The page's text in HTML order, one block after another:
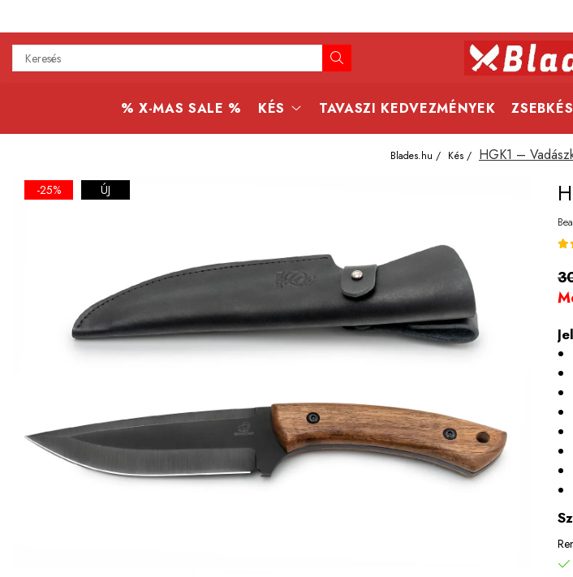
Professzionális kések
% X-MAS SALE % KÉS TAVASZI KEDVEZMÉNYEK
Blades.hu / Kés / HGK1 –
-25% ÚJ